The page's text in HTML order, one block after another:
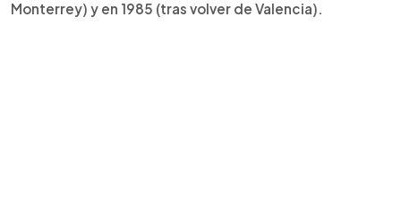
Monterrey) y en 1985 (tras volver de Valencia).